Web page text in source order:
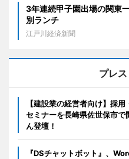
3年連続甲子園出場の関東
別ランチ
江戸川経済新聞
プレ
【建設業の経営者向け】採
セミナーを長崎県佐世保市で
ん登壇！
『DSチャットボット』、